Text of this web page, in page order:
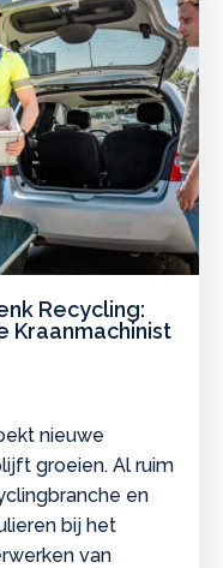
Recycling:
Kraanmachinist
nieuwe
groeien. Al ruim
en
bij het
van